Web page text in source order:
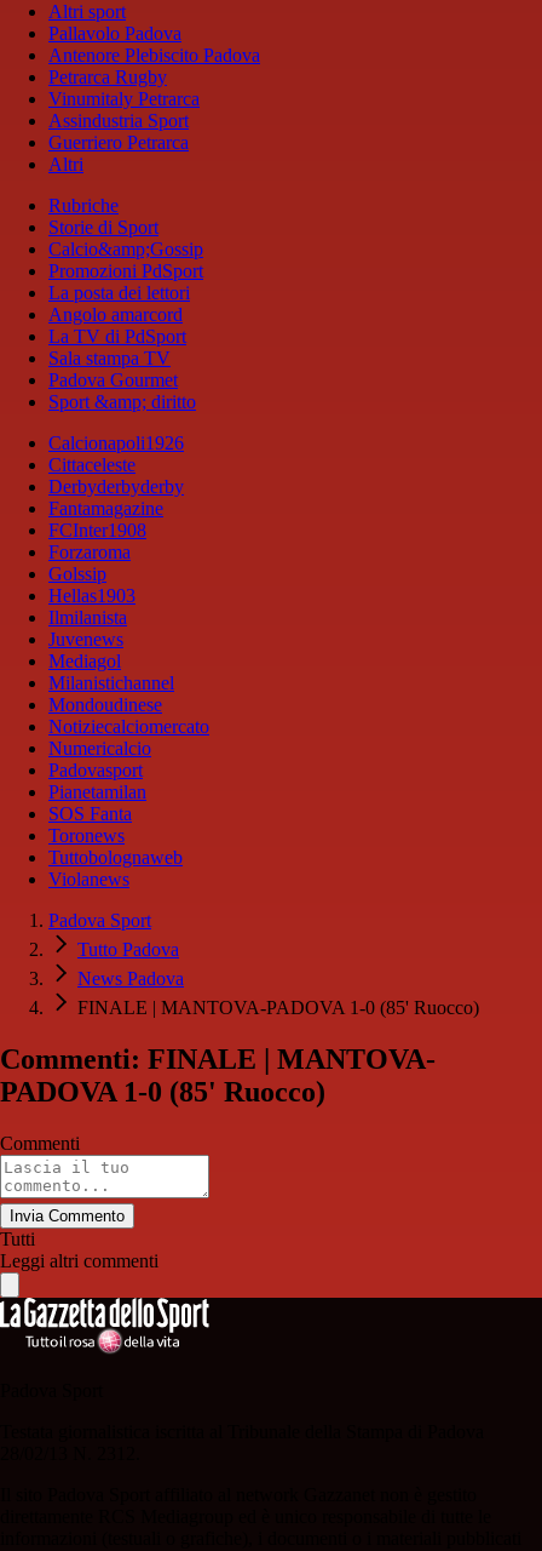
Altri sport
Pallavolo Padova
Antenore Plebiscito Padova
Petrarca Rugby
Vinumitaly Petrarca
Assindustria Sport
Guerriero Petrarca
Altri
Rubriche
Storie di Sport
Calcio&amp;Gossip
Promozioni PdSport
La posta dei lettori
Angolo amarcord
La TV di PdSport
Sala stampa TV
Padova Gourmet
Sport &amp; diritto
Calcionapoli1926
Cittaceleste
Derbyderbyderby
Fantamagazine
FCInter1908
Forzaroma
Golssip
Hellas1903
Ilmilanista
Juvenews
Mediagol
Milanistichannel
Mondoudinese
Notiziecalciomercato
Numericalcio
Padovasport
Pianetamilan
SOS Fanta
Toronews
Tuttobolognaweb
Violanews
Padova Sport
Tutto Padova
News Padova
FINALE | MANTOVA-PADOVA 1-0 (85' Ruocco)
Commenti: FINALE | MANTOVA-
PADOVA 1-0 (85' Ruocco)
Commenti
Invia Commento
Tutti
Leggi altri commenti